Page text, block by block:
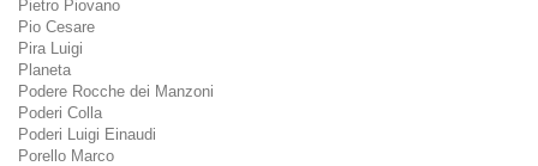
Pietro Piovano
Pio Cesare
Pira Luigi
Planeta
Podere Rocche dei Manzoni
Poderi Colla
Poderi Luigi Einaudi
Porello Marco